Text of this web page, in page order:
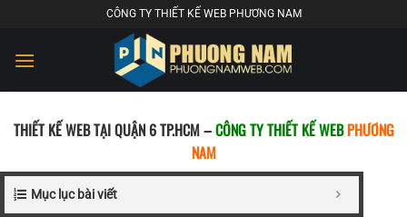
nội
CÔNG TY THIẾT KẾ WEB PHƯƠNG NAM
THIẾT KẾ WEB TẠI QUẬN 6 TP.HCM –CÔNG TY THIẾT KẾ WEB PHƯƠNG
NAM
Mục lục bài viết